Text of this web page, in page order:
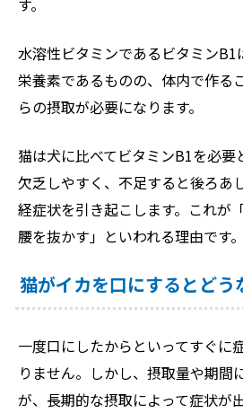
水溶性ビタミンであるビタミンB1
栄養素であるものの、体内で作る
らの摂取が必要になります。
猫は犬に比べてビタミンB1を必要
欠乏しやすく、不足すると後ろあ
経症状を引き起こします。これが
腰を抜かす」といわれる理由です。
猫がイカを口にするとどう
一度口にしたからといってすぐに
りません。しかし、摂取量や期間
が、長期的な摂取によって症状が